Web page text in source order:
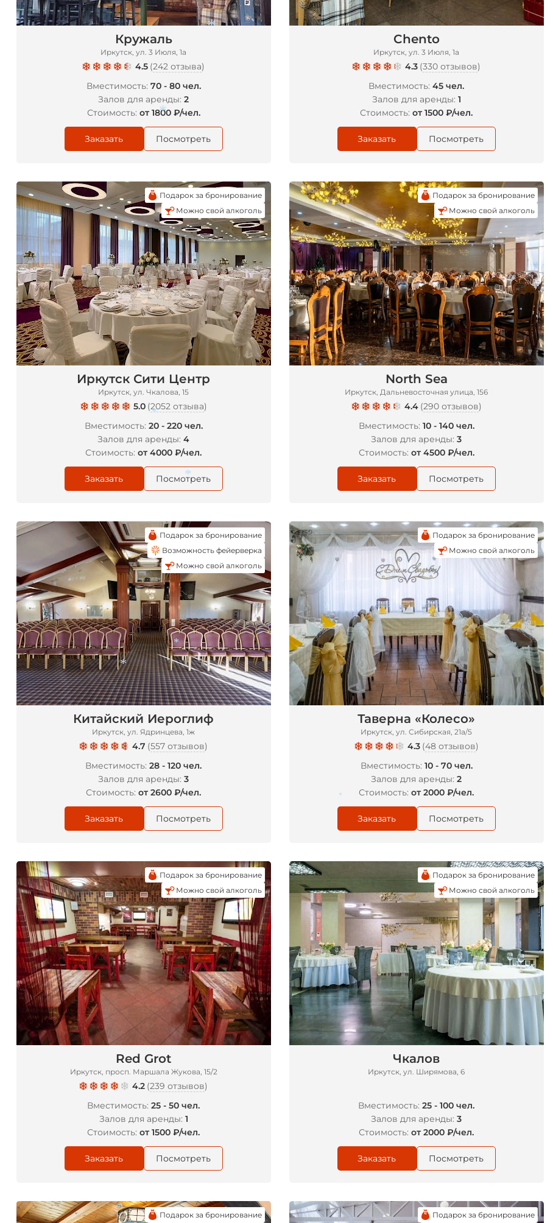
Кружаль
Иркутск, ул. 3 Июля, 1а
4.5 (242 отзыва)
Вместимость: 70 - 80 чел.
Залов для аренды:2
Стоимость: от 1800 ₽/чел.
Заказать Посмотреть
Chento
Иркутск, ул. 3 Июля, 1а
4.3 (330 отзывов)
Вместимость:45 чел.
Залов для аренды: 1
Стоимость:от 1500 ₽/чел.
Заказать Посмотреть
Иркутск Сити Центр
Иркутск, ул. Чкалова, 15
5.0 (2052 отзыва)
Вместимость: 20 - 220 чел.
Залов для аренды:4
Стоимость:от 4000 ₽/чел.
Подарок за бронирование
Можно свой алкоголь
Заказать Посмотреть
North Sea
Иркутск, Дальневосточная улица, 156
4.4 (290 отзывов)
Вместимость: 10 - 140 чел.
Залов для аренды:3
Стоимость: от 4500 ₽/чел.
Подарок за бронирование
Можно свой алкоголь
Заказать Посмотреть
Китайский Иероглиф
Иркутск, ул. Ядринцева, 1ж
4.7 (557 отзывов)
Вместимость:28 - 120 чел.
Залов для аренды:3
Стоимость:от 2600 ₽/чел.
Подарок за бронирование
Возможность фейерверка
Можно свой алкоголь
Заказать Посмотреть
Таверна «Колесо»
Иркутск, ул. Сибирская, 21а/5
4.3 (48 отзывов)
Вместимость: 10 - 70 чел.
Залов для аренды:2
Стоимость:от 2000 ₽/чел.
Подарок за бронирование
Можно свой алкоголь
Заказать Посмотреть
Red Grot
Иркутск, просп. Маршала Жукова, 15/2
4.2 (239 отзывов)
Вместимость:25 - 50 чел.
Залов для аренды: 1
Стоимость:от 1500 ₽/чел.
Подарок за бронирование
Можно свой алкоголь
Заказать Посмотреть
Чкалов
Иркутск, ул. Ширямова, 6
Вместимость:25 - 100 чел.
Залов для аренды:3
Стоимость:от 2000 ₽/чел.
Подарок за бронирование
Можно свой алкоголь
Заказать Посмотреть
Подарок за бронирование Подарок за бронирование
*
*
*
*
*
*